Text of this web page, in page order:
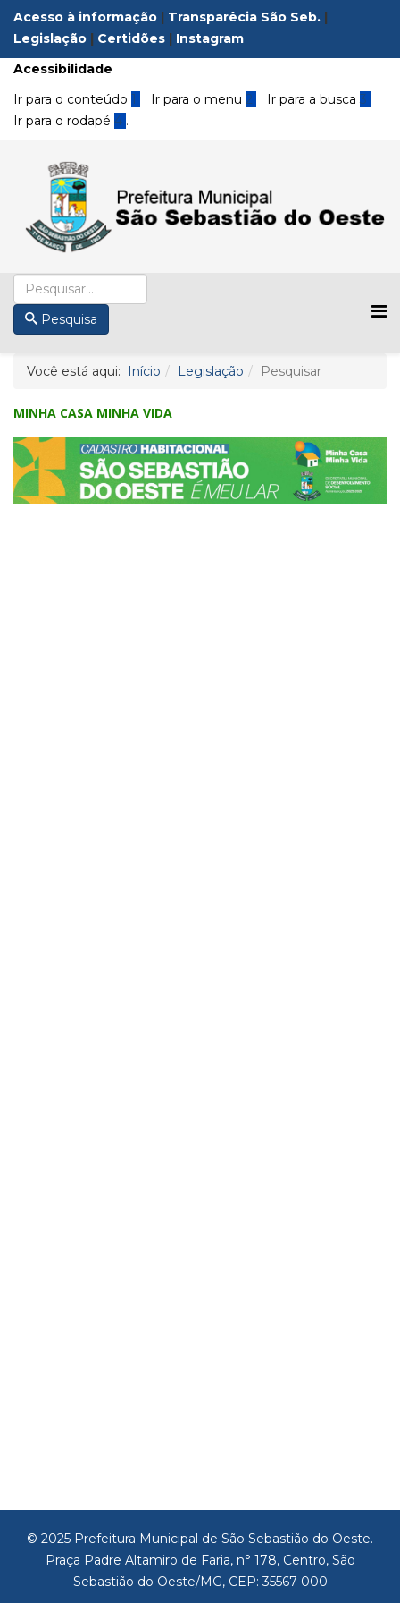
Acesso à informação | Transparêcia São Seb. |
Legislação | Certidões | Instagram
Acessibilidade
Ir para o conteúdo 1 Ir para o menu 2 Ir para a busca3
Ir para o rodapé 4 .
Pesquisa
Você está aqui: Início Legislação Pesquisar
MINHA CASA MINHA VIDA
© 2025 Prefeitura Municipal de São Sebastião do Oeste.
Praça Padre Altamiro de Faria, n° 178, Centro, São
Sebastião do Oeste/MG, CEP: 35567-000